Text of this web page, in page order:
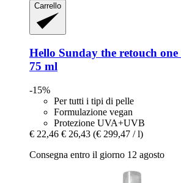
Carrello
Hello Sunday the retouch one
75 ml
-15%
Per tutti i tipi di pelle
Formulazione vegan
Protezione UVA+UVB
€ 22,46 € 26,43 (€ 299,47 / l)
Consegna entro il giorno 12 agosto